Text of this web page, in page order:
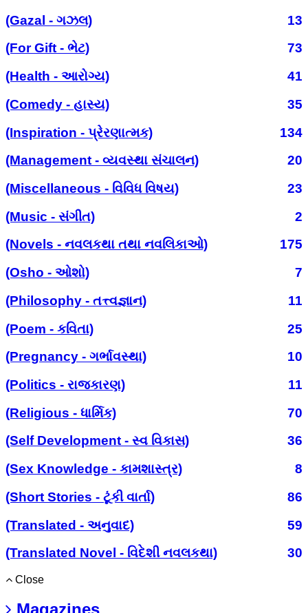
(Gazal - ગઝલ)
13
(For Gift - ભેટ)
73
(Health - આરોગ્ય)
41
(Comedy - હાસ્ય)
35
(Inspiration - પ્રેરણાત્મક)
134
(Management - વ્યવસ્થા સંચાલન)
20
(Miscellaneous - વિવિધ વિષય)
23
(Music - સંગીત)
2
(Novels - નવલકથા તથા નવલિકાઓ)
175
(Osho - ઓશો)
7
(Philosophy - તત્ત્વજ્ઞાન)
11
(Poem - કવિતા)
25
(Pregnancy - ગર્ભાવસ્થા)
10
(Politics - રાજકારણ)
11
(Religious - ધાર્મિક)
70
(Self Development - સ્વ વિકાસ)
36
(Sex Knowledge - કામશાસ્ત્ર)
8
(Short Stories - ટૂંકી વાર્તા)
86
(Translated - અનુવાદ)
59
(Translated Novel - વિદેશી નવલકથા)
30
Close
Magazines